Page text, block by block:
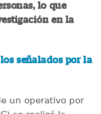
lo que
en la
señalados por la
un operativo por